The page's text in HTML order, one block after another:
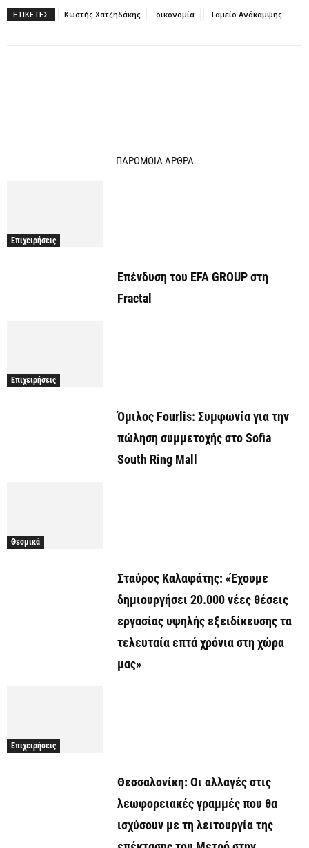
ΕΤΙΚΕΤΕΣ Κωστής Χατζηδάκης οικονομία Ταμείο Ανάκαμψης
ΠΑΡΟΜΟΙΑ ΑΡΘΡΑ
Επιχειρήσεις
Επένδυση του EFA GROUP στη
Fractal
Επιχειρήσεις
Όμιλος Fourlis: Συμφωνία για την
πώληση συμμετοχής στο Sofia
South Ring Mall
Θεσμικά
Σταύρος Καλαφάτης: «Έχουμε
δημιουργήσει 20.000 νέες θέσεις
εργασίας υψηλής εξειδίκευσης τα
τελευταία επτά χρόνια στη χώρα
μας»
Επιχειρήσεις
Θεσσαλονίκη: Οι αλλαγές στις
λεωφορειακές γραμμές που θα
ισχύσουν με τη λειτουργία της